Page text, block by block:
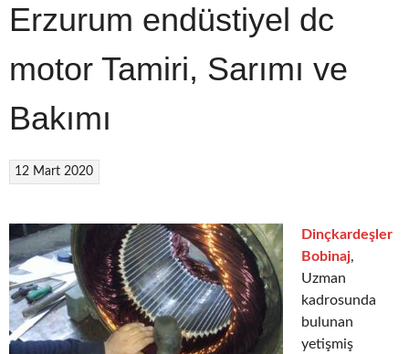
Erzurum endüstiyel dc
motor Tamiri, Sarımı ve
Bakımı
12 Mart 2020
Dinçkardeşler
Bobinaj,
Uzman
kadrosunda
bulunan
yetişmiş